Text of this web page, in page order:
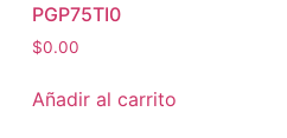
PGP75TI0
$0.00
Añadir al carrito